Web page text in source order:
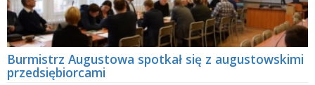
Burmistrz Augustowa spotkał się z augustowskimi
przedsiębiorcami